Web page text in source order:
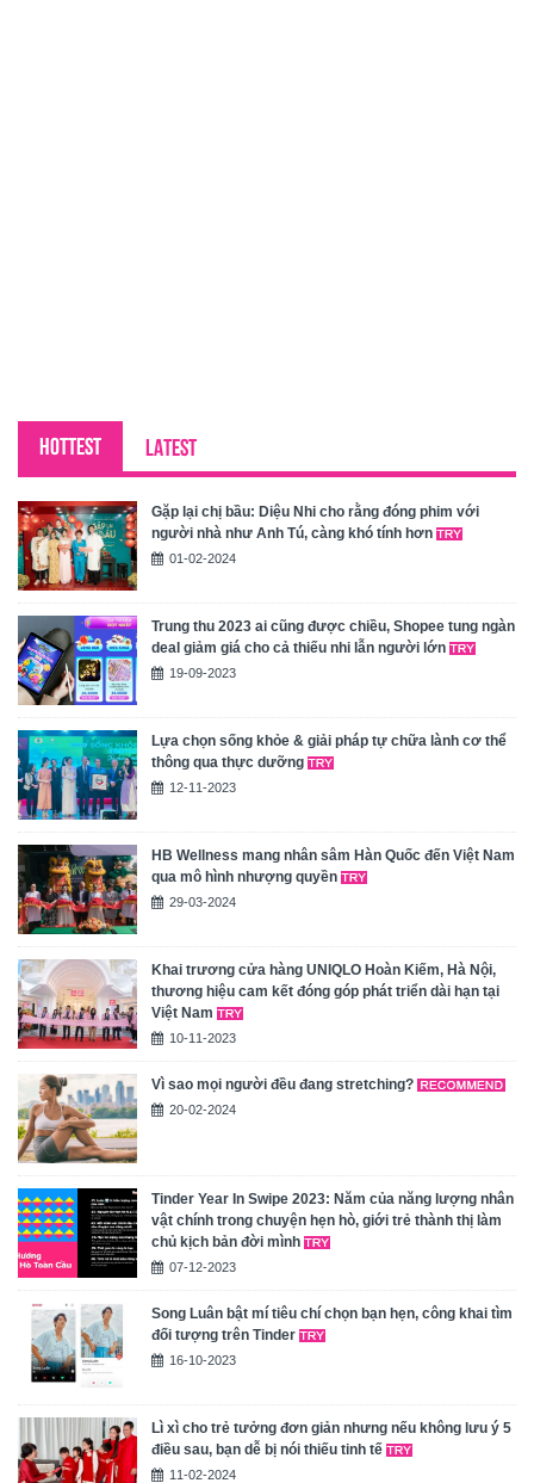
HOTTEST LATEST
Gặp lại chị bầu: Diệu Nhi cho rằng đóng phim với
người nhà như Anh Tú, càng khó tính hơn
01-02-2024
Trung thu 2023 ai cũng được chiều, Shopee tung ngàn
deal giảm giá cho cả thiếu nhi lẫn người lớn
19-09-2023
Lựa chọn sống khỏe & giải pháp tự chữa lành cơ thể
thông qua thực dưỡng
12-11-2023
HB Wellness mang nhân sâm Hàn Quốc đến Việt Nam
qua mô hình nhượng quyền
29-03-2024
Khai trương cửa hàng UNIQLO Hoàn Kiếm, Hà Nội,
thương hiệu cam kết đóng góp phát triển dài hạn tại
Việt Nam
10-11-2023
Vì sao mọi người đều đang stretching?
20-02-2024
Tinder Year In Swipe 2023: Năm của năng lượng nhân
vật chính trong chuyện hẹn hò, giới trẻ thành thị làm
chủ kịch bản đời mình
07-12-2023
Song Luân bật mí tiêu chí chọn bạn hẹn, công khai tìm
đối tượng trên Tinder
16-10-2023
Lì xì cho trẻ tưởng đơn giản nhưng nếu không lưu ý 5
điều sau, bạn dễ bị nói thiếu tinh tế
11-02-2024